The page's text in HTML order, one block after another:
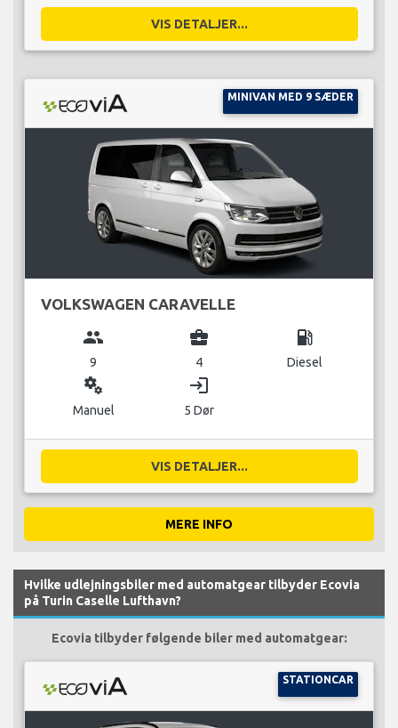
VIS DETALJER...
MINIVAN MED 9 SÆDER
VOLKSWAGEN CARAVELLE
group
9
business_center
4
local_gas_station
Diesel
miscellaneous_services
Manuel
login
5 Dør
VIS DETALJER...
MERE INFO
Hvilke udlejningsbiler med automatgear tilbyder Ecovia
på Turin Caselle Lufthavn?
Ecovia tilbyder følgende biler med automatgear:
STATIONCAR